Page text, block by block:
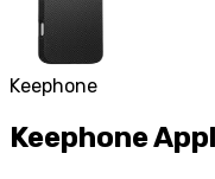
Keephone
Keephone